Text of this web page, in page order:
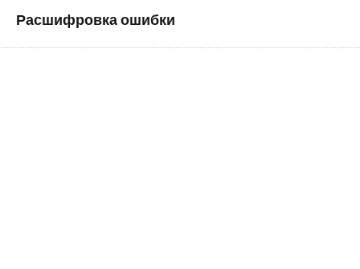
Расшифровка ошибки